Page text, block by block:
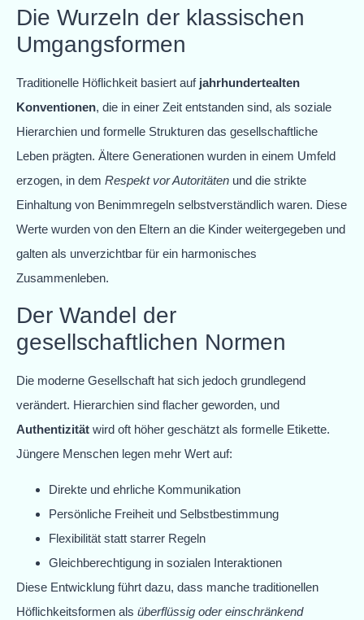
Die Wurzeln der klassischen
Umgangsformen
Traditionelle Höflichkeit basiert auf jahrhundertealten
Konventionen, die in einer Zeit entstanden sind, als soziale
Hierarchien und formelle Strukturen das gesellschaftliche
Leben prägten. Ältere Generationen wurden in einem Umfeld
erzogen, in dem Respekt vor Autoritäten und die strikte
Einhaltung von Benimmregeln selbstverständlich waren. Diese
Werte wurden von den Eltern an die Kinder weitergegeben und
galten als unverzichtbar für ein harmonisches
Zusammenleben.
Der Wandel der
gesellschaftlichen Normen
Die moderne Gesellschaft hat sich jedoch grundlegend
verändert. Hierarchien sind flacher geworden, und
Authentizität wird oft höher geschätzt als formelle Etikette.
Jüngere Menschen legen mehr Wert auf:
Direkte und ehrliche Kommunikation
Persönliche Freiheit und Selbstbestimmung
Flexibilität statt starrer Regeln
Gleichberechtigung in sozialen Interaktionen
Diese Entwicklung führt dazu, dass manche traditionellen
Höflichkeitsformen als überflüssig oder einschränkend